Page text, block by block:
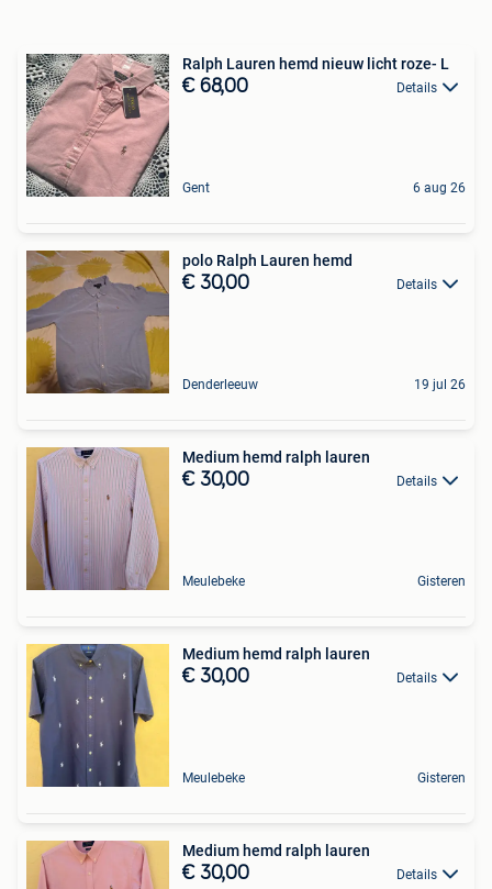
Ralph Lauren hemd nieuw licht roze- L
€ 68,00 Details
Gent 6 aug 26
polo Ralph Lauren hemd
€ 30,00 Details
Denderleeuw 19 jul 26
Medium hemd ralph lauren
€ 30,00 Details
Meulebeke Gisteren
Medium hemd ralph lauren
€ 30,00 Details
Meulebeke Gisteren
Medium hemd ralph lauren
€ 30,00 Details